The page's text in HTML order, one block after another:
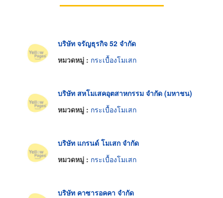
บริษัท จรัญธุรกิจ 52 จำกัด
หมวดหมู่ : กระเบื้องโมเสก
บริษัท สหโมเสคอุตสาหกรรม จำกัด (มหาชน)
หมวดหมู่ : กระเบื้องโมเสก
บริษัท แกรนด์ โมเสก จำกัด
หมวดหมู่ : กระเบื้องโมเสก
บริษัท คาซารอคคา จำกัด